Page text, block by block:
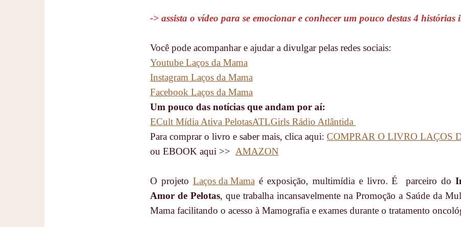
-> assista o vídeo para se emocionar e conhecer um pouco destas 4 histórias
Você pode acompanhar e ajudar a divulgar pelas redes sociais:
Youtube Laços da Mama
Instagram Laços da Mama
Facebook Laços da Mama
Um pouco das notícias que andam por aí:
ECult Mídia Ativa PelotasATLGirls Rádio Atlântida
Para comprar o livro e saber mais, clica aqui: COMPRAR O LIVRO LAÇOS
ou EBOOK aqui >> AMAZON
O projeto Laços da Mama é exposição, multimídia e livro. É parceiro do
Amor de Pelotas, que trabalha incansavelmente na Promoção a Saúde da
Mama facilitando o acesso à Mamografia e exames durante o tratamento